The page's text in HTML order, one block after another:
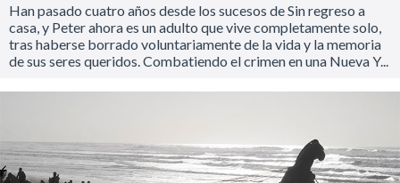
Han pasado cuatro años desde los sucesos de Sin regreso a
casa, y Peter ahora es un adulto que vive completamente solo,
tras haberse borrado voluntariamente de la vida y la memoria
de sus seres queridos. Combatiendo el crimen en una Nueva Y...